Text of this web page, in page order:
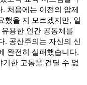
처음에는 이전의 압제
했을 지 모르겠지만, 일
용한 인간 공동체를
. 공산주의는 자신의 신
완전히 실패했습니다.
한 고통을 견딜 수 없